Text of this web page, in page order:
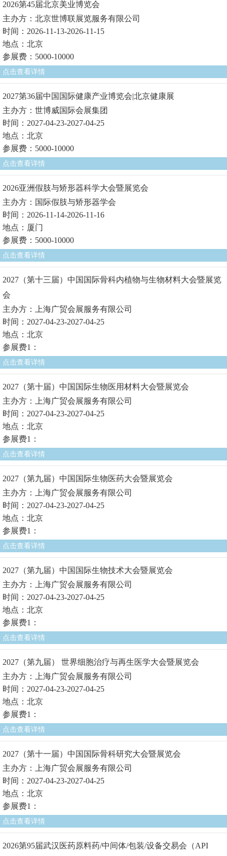
2026第45届北京美业博览会
主办方：北京世博联展览服务有限公司
时间：2026-11-13-2026-11-15
地点：北京
参展费：5000-10000
点击查看详情
2027第36届中国国际健康产业博览会|北京健康展
主办方：世博威国际会展集团
时间：2027-04-23-2027-04-25
地点：北京
参展费：5000-10000
点击查看详情
2026亚洲假肢与矫形器科学大会暨展览会
主办方：国际假肢与矫形器学会
时间：2026-11-14-2026-11-16
地点：厦门
参展费：5000-10000
点击查看详情
2027（第十三届）中国国际骨科内植物与生物材料大会暨展览
会
主办方：上海广贸会展服务有限公司
时间：2027-04-23-2027-04-25
地点：北京
参展费1：
点击查看详情
2027（第十届）中国国际生物医用材料大会暨展览会
主办方：上海广贸会展服务有限公司
时间：2027-04-23-2027-04-25
地点：北京
参展费1：
点击查看详情
2027（第九届）中国国际生物医药大会暨展览会
主办方：上海广贸会展服务有限公司
时间：2027-04-23-2027-04-25
地点：北京
参展费1：
点击查看详情
2027（第九届）中国国际生物技术大会暨展览会
主办方：上海广贸会展服务有限公司
时间：2027-04-23-2027-04-25
地点：北京
参展费1：
点击查看详情
2027（第九届） 世界细胞治疗与再生医学大会暨展览会
主办方：上海广贸会展服务有限公司
时间：2027-04-23-2027-04-25
地点：北京
参展费1：
点击查看详情
2027（第十一届）中国国际骨科研究大会暨展览会
主办方：上海广贸会展服务有限公司
时间：2027-04-23-2027-04-25
地点：北京
参展费1：
点击查看详情
2026第95届武汉医药原料药/中间体/包装/设备交易会（API